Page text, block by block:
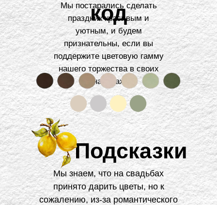
код
Мы постарались сделать
праздник красивым и
уютным, и будем
признательны, если вы
поддержите цветовую гамму
нашего торжества в своих
нарядах
Подсказки
Мы знаем, что на свадьбах
принято дарить цветы, но к
сожалению, из-за романтического